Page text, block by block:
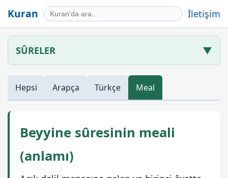
Kuran İletişim
SÛRELER ▼
Hepsi Arapça Türkçe Meal
Beyyine sûresinin meali
(anlamı)